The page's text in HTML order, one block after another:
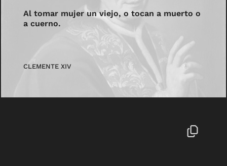
Al tomar mujer un viejo, o tocan a muerto o
a cuerno.
CLEMENTE XIV